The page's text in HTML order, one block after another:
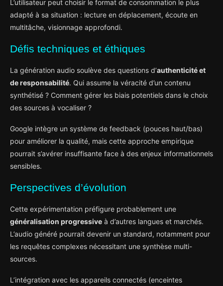
L’utilisateur peut choisir le format de consommation le plus
adapté à sa situation : lecture en déplacement, écoute en
multitâche, visionnage approfondi.
Défis techniques et éthiques
La génération audio soulève des questions d’authenticité et
de responsabilité. Qui assume la véracité d’un contenu
synthétisé ? Comment gérer les biais potentiels dans le choix
des sources à vocaliser ?
Google intègre un système de feedback (pouces haut/bas)
pour améliorer la qualité, mais cette approche empirique
pourrait s’avérer insuffisante face à des enjeux informationnels
sensibles.
Perspectives d’évolution
Cette expérimentation préfigure probablement une
généralisation progressive à d’autres langues et marchés.
L’audio généré pourrait devenir un standard, notamment pour
les requêtes complexes nécessitant une synthèse multi-
sources.
L’intégration avec les appareils connectés (enceintes